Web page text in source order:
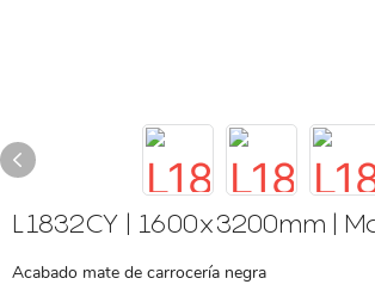
L1832CY | 1600x3200mm |
Acabado mate de carrocería negra